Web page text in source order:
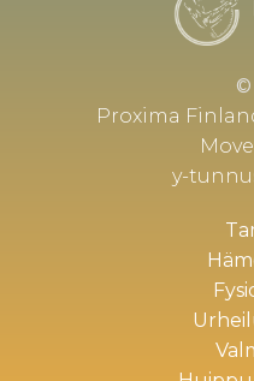
©
Proxima
y-